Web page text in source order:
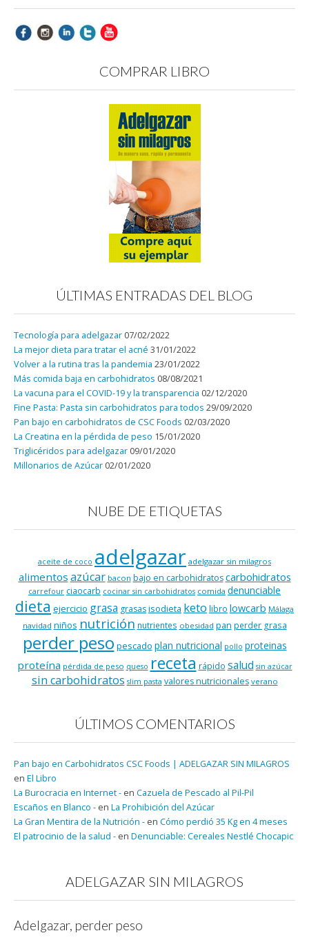
COMPRAR LIBRO
ÚLTIMAS ENTRADAS DEL BLOG
Tecnología para adelgazar 07/02/2022
La mejor dieta para tratar el acné 31/01/2022
Volver a la rutina tras la pandemia 23/01/2022
Más comida baja en carbohidratos 08/08/2021
La vacuna para el COVID-19 y la transparencia 02/12/2020
Fine Pasta: Pasta sin carbohidratos para todos 29/09/2020
Pan bajo en carbohidratos de CSC Foods 02/03/2020
La Creatina en la pérdida de peso 15/01/2020
Triglicéridos para adelgazar 09/01/2020
Millonarios de Azúcar 02/01/2020
NUBE DE ETIQUETAS
aceite de coco adelgazar adelgazar sin milagros
alimentos azúcar bacon bajo en carbohidratos carbohidratos
carrefour ciaocarb cocinar sin carbohidratos comida denunciable
dieta ejercicio grasa grasasisodieta keto libro lowcarb Málaga
navidad niños nutrición nutrientes obesidad pan perder grasa
perder peso pescado plan nutricional pollo proteinas
proteína pérdida de peso queso receta rápido salud sin azúcar
sin carbohidratos slim pasta valores nutricionales verano
ÚLTIMOS COMENTARIOS
Pan bajo en Carbohidratos CSC Foods | ADELGAZAR SIN MILAGROS
en El Libro
La Burocracia en Internet - en Cazuela de Pescado al Pil-Pil
Escaños en Blanco - en La Prohibición del Azúcar
La Gran Mentira de la Nutrición - en Cómo perdió 35 Kg en 4 meses
El patrocinio de la salud - en Denunciable: Cereales Nestlé Chocapic
ADELGAZAR SIN MILAGROS
Adelgazar, perder peso